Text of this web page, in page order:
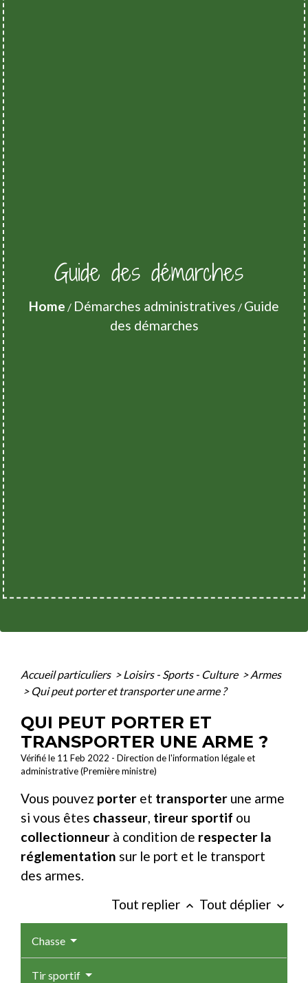
Guide des démarches
Home / Démarches administratives / Guide
des démarches
Accueil particuliers > Loisirs - Sports - Culture > Armes
> Qui peut porter et transporter une arme ?
QUI PEUT PORTER ET
TRANSPORTER UNE ARME ?
Vérifié le 11 Feb 2022 - Direction de l'information légale et
administrative (Première ministre)
Vous pouvez porter et transporter une arme
si vous êtes chasseur, tireur sportif ou
collectionneur à condition de respecter la
réglementation sur le port et le transport
des armes.
Tout replier keyboard_arrow_up Tout déplier keyboard_arrow_down
Chasse
Tir sportif